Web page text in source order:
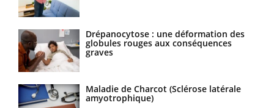
Drépanocytose : une déformation des
globules rouges aux conséquences
graves
Maladie de Charcot (Sclérose latérale
amyotrophique)